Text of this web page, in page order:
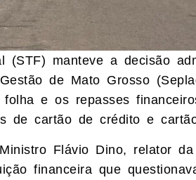
(STF) manteve a decisão
de Mato Grosso
e os repasses
de cartão de crédito e
Flávio Dino, relator da
financeira que